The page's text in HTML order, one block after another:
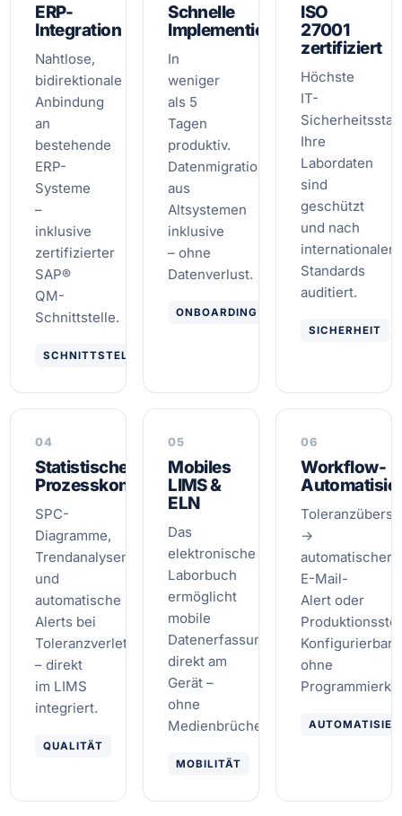
ERP-
Integration
Nahtlose,
bidirektionale
Anbindung
an
bestehende
ERP-
Systeme
–
inklusive
zertifizierter
SAP®
QM-
Schnittstelle.
SCHNITTSTELLEN
Schnelle
Implementierung
In
weniger
als 5
Tagen
produktiv.
Datenmigration
aus
Altsystemen
inklusive
– ohne
Datenverlust.
ONBOARDING
ISO
27001
zertifiziert
Höchste
IT-
Ihre
Labordaten
sind
geschützt
und nach
internationalen
Standards
auditiert.
SICHERHEIT
04
Statistische
Prozesskontrolle
SPC-
Diagramme,
Trendanalysen
und
automatische
Alerts bei
Toleranzverletzungen
– direkt
im LIMS
integriert.
QUALITÄT
05
Mobiles
LIMS &
ELN
Das
elektronische
Laborbuch
ermöglicht
mobile
Datenerfassung
direkt am
Gerät –
ohne
Medienbrüche.
MOBILITÄT
06
Workflow-
→
automatischer
E-Mail-
Alert oder
Konfigurierbar
ohne